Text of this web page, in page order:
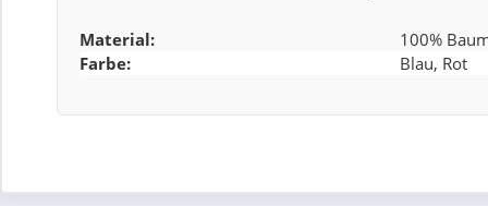
Material:
100%
Farbe:
Blau, Rot